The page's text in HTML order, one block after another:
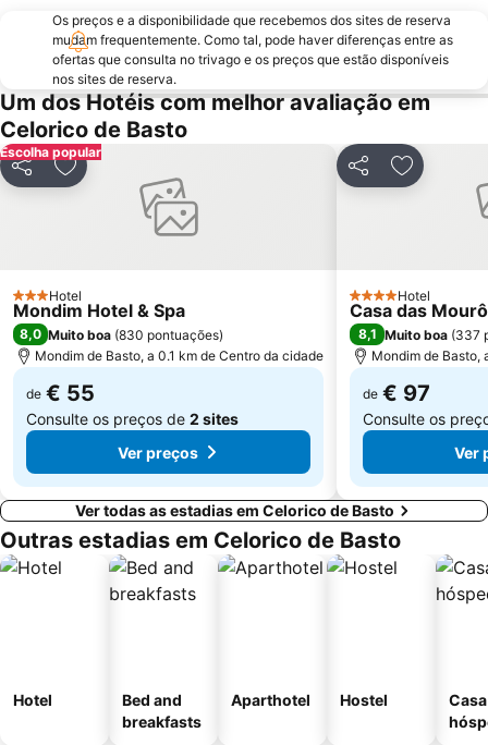
Fluvial de Adaúfe
Cascata de Fisgas de Ermelo
Parque Natural do Alvão
Estádio da Mata Real
Castelo de Lamego
Castelo de Guimarães
Complexo Desportivo Universitário de Gualtar
Barragem de Vilarinho das Furnas
Igreja de Joane
Paróquia São Miguel das Caldas de Vizela
Mosteiro de Landim
Citânia de Briteiros
Trilho do Vale do Teixeira
Maria da Fonte
Os preços e a disponibilidade que recebemos dos sites de reserva
mudam frequentemente. Como tal, pode haver diferenças entre as
ofertas que consulta no trivago e os preços que estão disponíveis
nos sites de reserva.
Um dos Hotéis com melhor avaliação em
Celorico de Basto
Escolha popular
PartilharAdicionar aos favoritos
3 Estrelas
Hotel
Mondim Hotel & Spa
8,0 Muito boa (830 pontuações)
Mondim de Basto, a 0.1 km de Centro da cidade
de € 55
Consulte os preços de 2 sites
Ver preços
PartilharAdicionar
4 Estrelas
Hotel
Casa das
8,1 Muito boa (337
Mondim de Basto,
de € 97
Consulte os
Ver
Ver todas as estadias em Celorico de Basto
Outras estadias em Celorico de Basto
Hotel
Bed and
breakfasts
Aparthotel Hostel